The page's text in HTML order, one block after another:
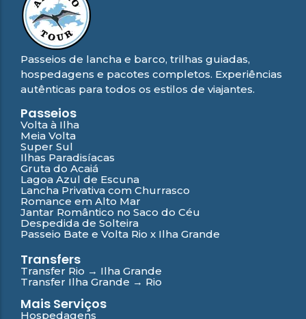
Passeios de lancha e barco, trilhas guiadas,
hospedagens e pacotes completos. Experiências
autênticas para todos os estilos de viajantes.
Passeios
Volta à Ilha
Meia Volta
Super Sul
Ilhas Paradisíacas
Gruta do Acaiá
Lagoa Azul de Escuna
Lancha Privativa com Churrasco
Romance em Alto Mar
Jantar Romântico no Saco do Céu
Despedida de Solteira
Passeio Bate e Volta Rio x Ilha Grande
Transfers
Transfer Rio → Ilha Grande
Transfer Ilha Grande → Rio
Mais Serviços
Hospedagens